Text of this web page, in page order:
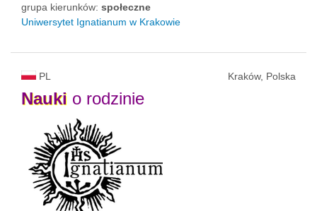
grupa kierunków: społeczne
Uniwersytet Ignatianum w Krakowie
PL Kraków, Polska
Nauki o rodzinie